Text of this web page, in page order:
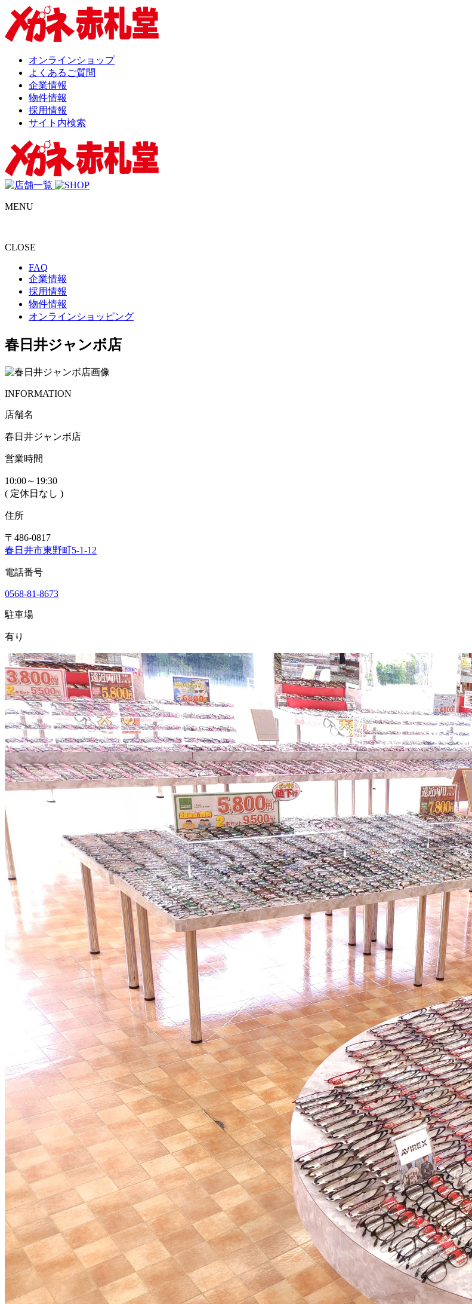
オンラインショップ
よくあるご質問
企業情報
物件情報
採用情報
サイト内検索
MENU
CLOSE
FAQ
企業情報
採用情報
物件情報
オンラインショッピング
春日井ジャンボ店
INFORMATION
店舗名
春日井ジャンボ店
営業時間
10:00～19:30
( 定休日なし )
住所
〒486-0817
春日井市東野町5-1-12
電話番号
0568-81-8673
駐車場
有り